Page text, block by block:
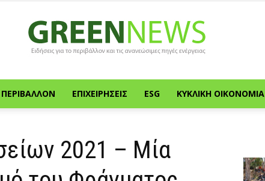
Green
ΠΕΡΙΒΆΛΛΟΝ ΕΠΙΧΕΙΡΉΣΕΙΣ ESG ΚΥΚΛΙΚΉ ΟΙΚΟΝΟΜΊΑ
2021 – Μία